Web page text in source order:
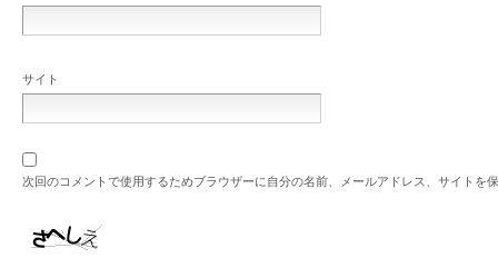
サイト
次回のコメントで使用するためブラウザーに自分の名前、メールアドレス、サイトを